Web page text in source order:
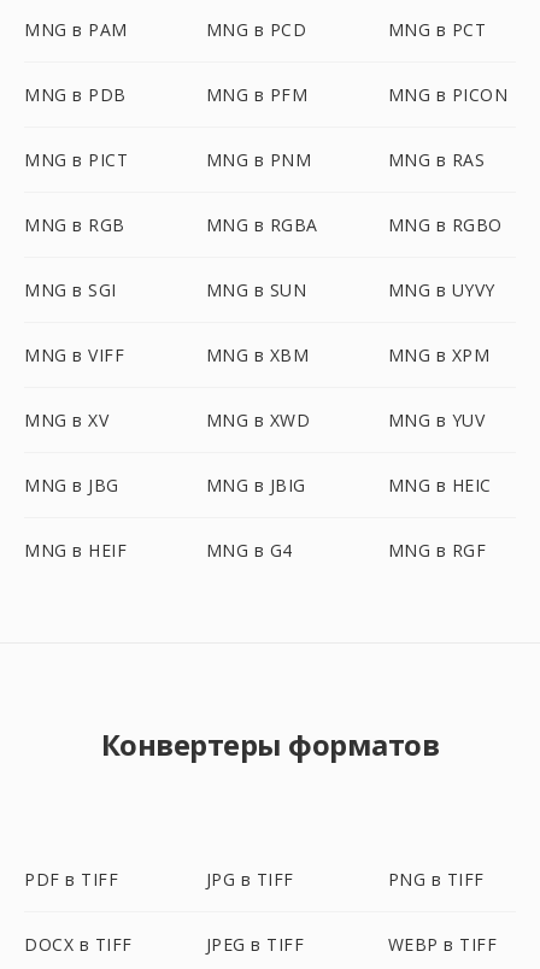
MNG в PAM MNG в PCD MNG в PCT
MNG в PDB MNG в PFM MNG в PICON
MNG в PICT MNG в PNM MNG в RAS
MNG в RGB MNG в RGBA MNG в RGBO
MNG в SGI MNG в SUN MNG в UYVY
MNG в VIFF MNG в XBM MNG в XPM
MNG в XV MNG в XWD MNG в YUV
MNG в JBG MNG в JBIG MNG в HEIC
MNG в HEIF MNG в G4 MNG в RGF
Конвертеры форматов
PDF в TIFF JPG в TIFF PNG в TIFF
DOCX в TIFF JPEG в TIFF WEBP в TIFF